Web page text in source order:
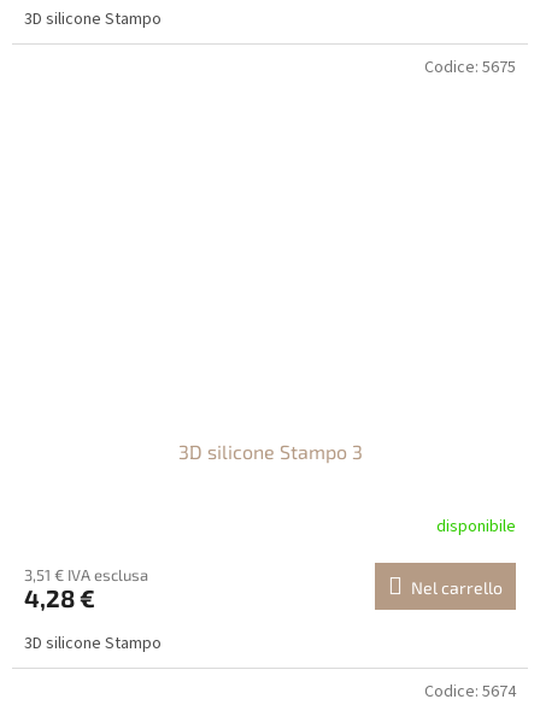
3D silicone Stampo
3D silicone Stampo 3
disponibile
3,51 € IVA esclusa
4,28 € Nel carrello
3D silicone Stampo
Codice: 5675
Codice: 5674